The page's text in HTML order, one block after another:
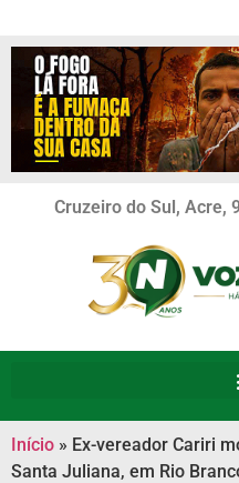
Cruzeiro do Sul, Acre,
Início » Ex-vereador Cariri
Santa Juliana, em Rio